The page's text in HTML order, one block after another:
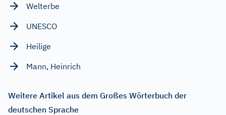
Welterbe
UNESCO
Heilige
Mann, Heinrich
Weitere Artikel aus dem Großes Wörterbuch der
deutschen Sprache